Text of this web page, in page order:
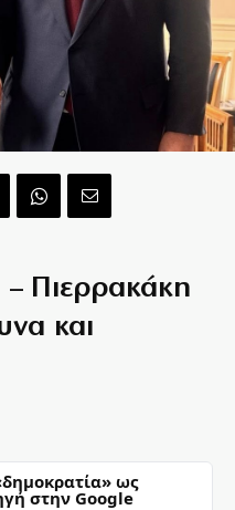
Πιερρακάκη
και
ως
στην Google